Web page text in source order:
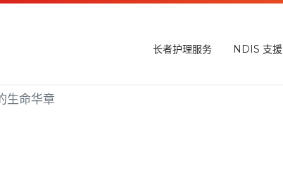
长者护理服务 NDIS 支援
生命华章